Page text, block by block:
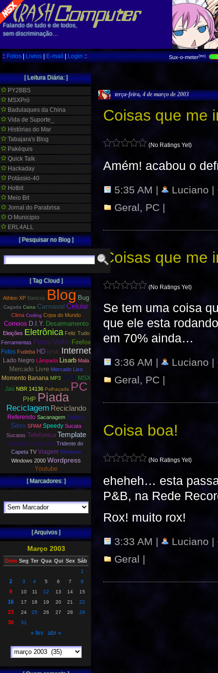
Falando de tudo e de todos,
sem discriminação…
::Fotos|Livros|E-mail|Login:: Sux-o-meter(tm)
terça-feira, 4 de março de 2003
Coisas que me
(No Ratings Yet)
Amém! acabou o
5:35 AM |
Luciano |
Geral, PC |
Coisas que me
(No Ratings Yet)
Se tem uma coisa
que ele esta
em 70% ainda…
3:36 AM |
Luciano |
Geral, PC |
Coisa boa!
(No Ratings Yet)
eheheh… esta
P&B, na Rede
Rox! muito rox!
3:33 AM |
Luciano |
Geral |
[ Leitura Diária: ]
PY2BBS
MSXPró
Badulaques da China
Vida de Suporte_
Histórias do Mar
Tabajara's Blog
Pakéquis
Quick Talk
Hackaday
Potássio-40
Hotbit
Meio Bit
Jornal do Parabrisa
O Municipio
ERL4ALL
[ Pesquisar no Blog ]
[ Tag Cloud ]
Athlon XP Bancos Blog Bug
Cagada Caixa Carnaval Celular
Clima Coding Copa do Mundo
Correios D.I.Y. Desarmamento
Eleições Eletrônica Feliz Tudo
Ferramentas Ferro-Velho Firefox
Fotos Fudeba HD HTML Internet
Lado Negro Lâmpada Lisarb Mala
Mercado Livre Mercado Lixo
Momento Banana MP3 MSX MSX
Jaú NBR 14136 Palhaçada PC
PHP Piada
Reciclagem Reciclando
Referendo Sacanagem Signos
Sites SPAM Speedy Sucata
Sucatas Telefonica Template
Tomada Jabuticaba Tridente do
Capeta TV Viagem Windows
Windows 2000 Wordpress
Youtube
[ Marcadores: ]
[ Arquivos ]
Março 2003
Dom Seg Ter Qua Qui Sex Sáb
1
2 3 4 5 6 7 8
9 10 11 12 13 14 15
16 17 18 19 20 21 22
23 24 25 26 27 28 29
30 31
« fev abr »